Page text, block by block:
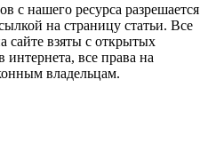
с нашего ресурса разрешается
на страницу статьи. Все
сайте взяты с открытых
интернета, все права на
владельцам.